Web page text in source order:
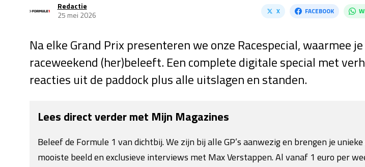
Redactie
25 mei 2026
X FACEBOOK
Na elke Grand Prix presenteren we onze Racespecial, waarmee
raceweekend (her)beleeft. Een complete digitale special met
reacties uit de paddock plus alle uitslagen en standen.
Lees direct verder met Mijn Magazines
Beleef de Formule 1 van dichtbij. We zijn bij alle GP’s aanwezig en brengen je
mooiste beeld en exclusieve interviews met Max Verstappen. Al vanaf 1 euro per